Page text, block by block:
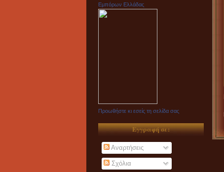
Εμπόρων Ελλάδας
Προωθήστε κι εσείς τη σελίδα σας
Εγγραφή σε:
Αναρτήσεις
Σχόλια